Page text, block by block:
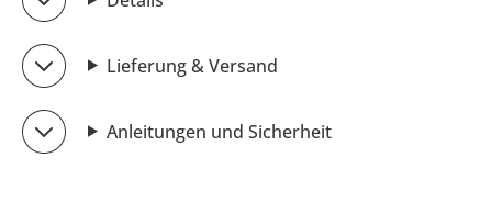
Lieferung & Versand
Anleitungen und Sicherheit